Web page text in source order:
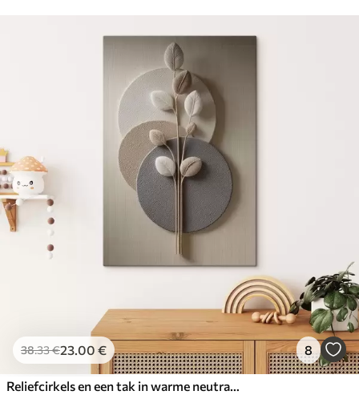
38.33€23.00 € 8
Reliefcirkels en een tak in warme neutrale tinten